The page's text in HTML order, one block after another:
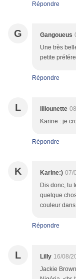
Répondre
G Gangoueus
Une très
petite
Répondre
L lillounette
Karine : je
Répondre
K Karine:) 07/
Dis donc, tu
quelque
couleur
Répondre
L Lilly 16/08/
Jackie